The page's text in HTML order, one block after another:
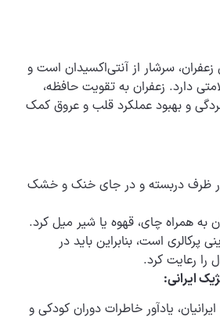
سرشار از آنتی‌اکسیدان است و
دارد. زعفران به تقویت حافظه،
و بهبود عملکرد قلب و عروق کمک
در ظرف دربسته و در جای خنک و خشک
به همراه چای، قهوه یا شیر میل کرد.
پرکالری است، بنابراین باید در
را رعایت کرد.
ایرانی:
یادآور خاطرات دوران کودکی و